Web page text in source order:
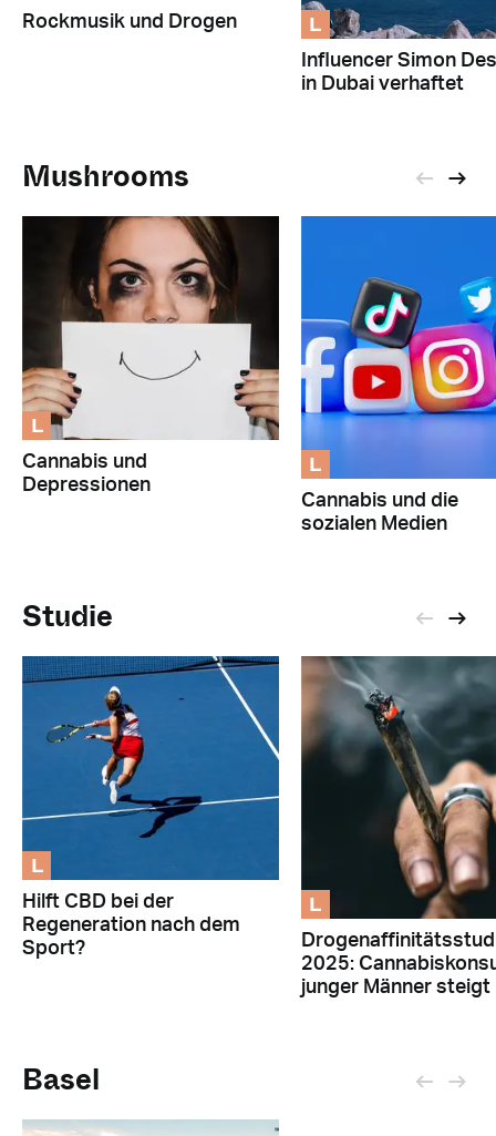
Rockmusik und Drogen L
Influencer Simon
in Dubai verhaftet
Mushrooms
L
Cannabis und
Depressionen
L
Cannabis und die
sozialen Medien
Studie
L
Hilft CBD bei der
Regeneration nach dem
Sport?
L
2025:
junger Männer steigt
Basel